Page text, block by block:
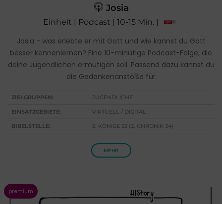
Josia
Einheit | Podcast | 10-15 Min. |
Josia - was erlebte er mit Gott und wie kannst du Gott
besser kennenlernen? Eine 10-minütige Podcast-Folge, die
deine Jugendlichen ermutigen soll. Passend dazu kannst du
die Gedankenanstöße für
ZIELGRUPPEN: JUGENDLICHE
EINSATZGEBIETE: VIRTUELL / DIGITAL
BIBELSTELLE: 2. KÖNIGE 22 (2. CHRONIK 34)
MEHR